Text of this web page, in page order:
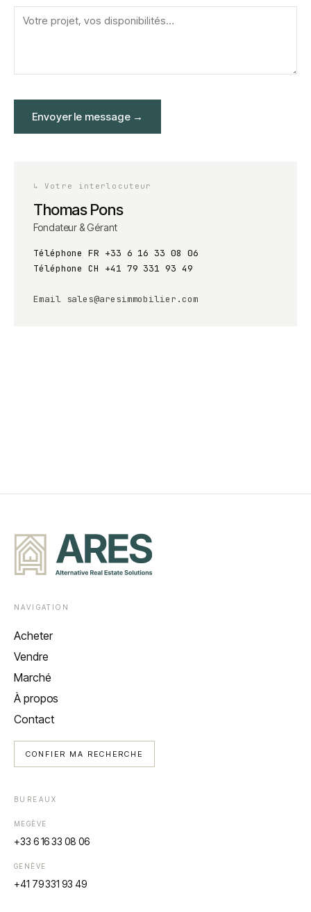
Envoyer le message→
↳Votre interlocuteur
Thomas Pons
Fondateur & Gérant
Téléphone FR +33 6 16 33 08 06
Téléphone CH
+41 79 331 93 49
Email sales@aresimmobilier.com
NAVIGATION
Acheter
Vendre
Marché
À propos
Contact
CONFIER MA RECHERCHE
BUREAUX
MEGÈVE
+33 6 16 33 08 06
GENÈVE
+41 79 331 93 49